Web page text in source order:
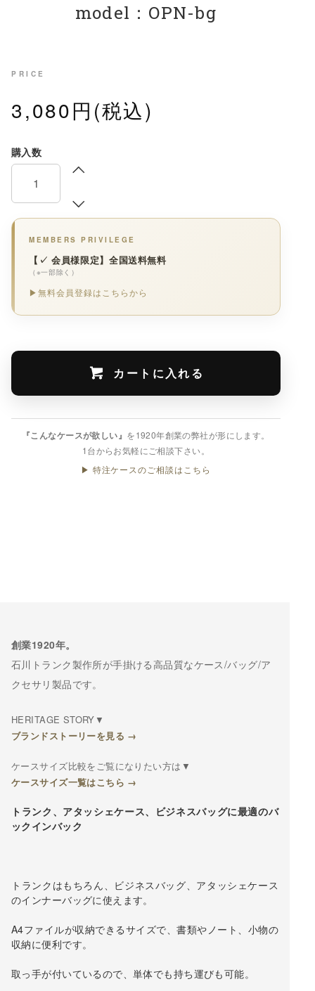
model：OPN-bg
PRICE
3,080円(税込)
購入数
MEMBERS PRIVILEGE
【✓ 会員様限定】全国送料無料
（※一部除く）
▶無料会員登録はこちらから
カートに入れる
『こんなケースが欲しい』 を1920年創業の弊社が形にします。
1台からお気軽にご相談下さい。
▶ 特注ケースのご相談はこちら
創業1920年。
石川トランク製作所が手掛ける高品質なケース/バッグ/ア
クセサリ製品です。
HERITAGE STORY▼
ブランドストーリーを見る →
ケースサイズ比較をご覧になりたい方は▼
ケースサイズ一覧はこちら →
トランク、アタッシェケース、ビジネスバッグに最適のバ
ックインバック
トランクはもちろん、ビジネスバッグ、アタッシェケース
のインナーバッグに使えます。
A4ファイルが収納できるサイズで、書類やノート、小物の
収納に便利です。
取っ手が付いているので、単体でも持ち運びも可能。